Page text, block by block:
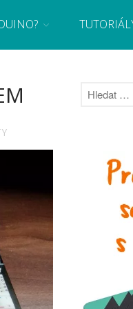
a microbit projekty,